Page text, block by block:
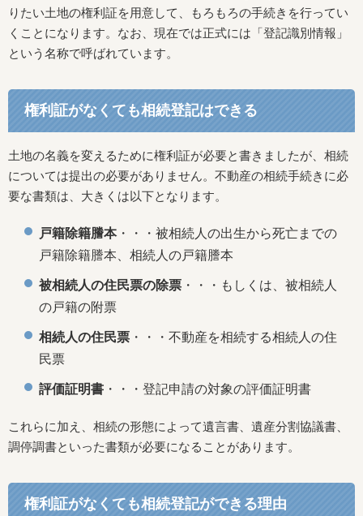
りたい土地の権利証を用意して、もろもろの手続きを行ってい
くことになります。なお、現在では正式には「登記識別情報」
という名称で呼ばれています。
権利証がなくても相続登記はできる
土地の名義を変えるために権利証が必要と書きましたが、相続
については提出の必要がありません。不動産の相続手続きに必
要な書類は、大きくは以下となります。
戸籍除籍謄本・・・被相続人の出生から死亡までの
戸籍除籍謄本、相続人の戸籍謄本
被相続人の住民票の除票 ・・・もしくは、被相続人
の戸籍の附票
相続人の住民票 ・・・不動産を相続する相続人の住
民票
評価証明書 ・・・登記申請の対象の評価証明書
これらに加え、相続の形態によって遺言書、遺産分割協議書、
調停調書といった書類が必要になることがあります。
権利証がなくても相続登記ができる理由